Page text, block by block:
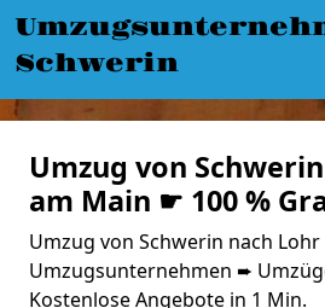
Schwerin
Umzug von
am Main ☛ 100 %
Umzug von Schwerin nach Lohr
Umzugsunternehmen ➨
Kostenlose Angebote in 1 Min.